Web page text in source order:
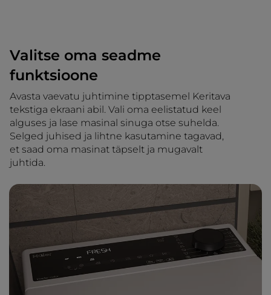
Valitse oma seadme
funktsioone
Avasta vaevatu juhtimine tipptasemel Keritava
tekstiga ekraani abil. Vali oma eelistatud keel
alguses ja lase masinal sinuga otse suhelda.
Selged juhised ja lihtne kasutamine tagavad,
et saad oma masinat täpselt ja mugavalt
juhtida.